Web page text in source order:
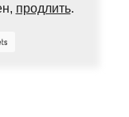
продлить.